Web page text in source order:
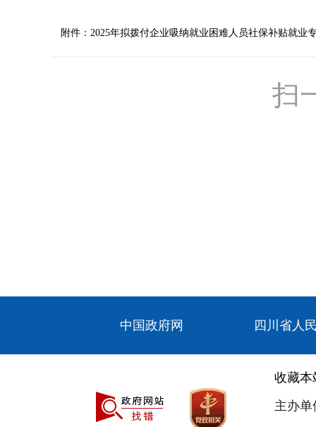
附件：2025年拟拨付企业吸纳就业困难人员社保补贴就业
扫
中国政府网 四川省人
收藏本
主办